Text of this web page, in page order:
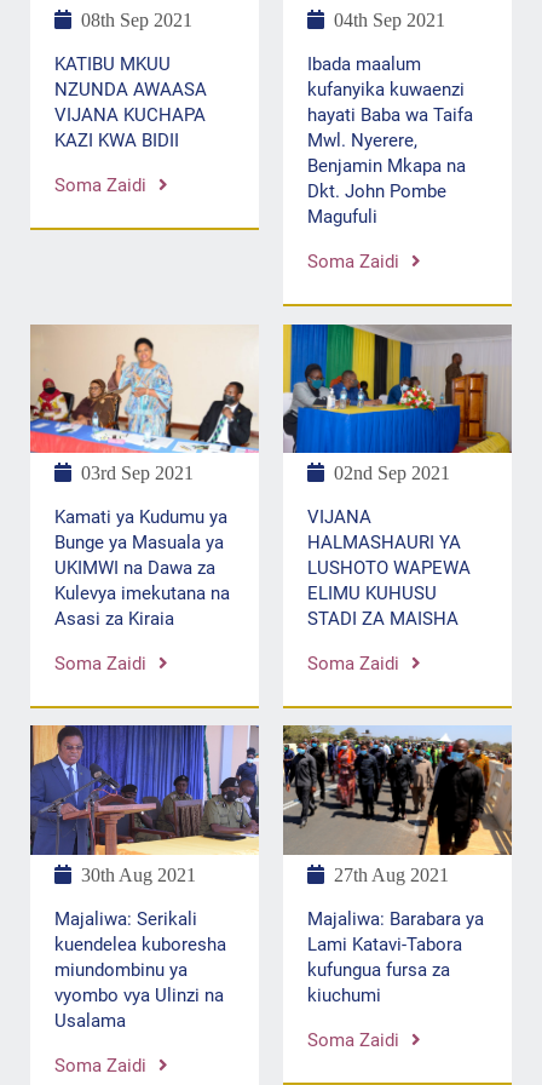
08th Sep 2021
KATIBU MKUU
NZUNDA AWAASA
VIJANA KUCHAPA
KAZI KWA BIDII
Soma Zaidi
04th Sep 2021
Ibada maalum
kufanyika kuwaenzi
hayati Baba wa Taifa
Mwl. Nyerere,
Benjamin Mkapa na
Dkt. John Pombe
Magufuli
Soma Zaidi
03rd Sep 2021
Kamati ya Kudumu ya
Bunge ya Masuala ya
UKIMWI na Dawa za
Kulevya imekutana na
Asasi za Kiraia
Soma Zaidi
02nd Sep 2021
VIJANA
HALMASHAURI YA
LUSHOTO WAPEWA
ELIMU KUHUSU
STADI ZA MAISHA
Soma Zaidi
30th Aug 2021
Majaliwa: Serikali
kuendelea kuboresha
miundombinu ya
vyombo vya Ulinzi na
Usalama
Soma Zaidi
27th Aug 2021
Majaliwa: Barabara ya
Lami Katavi-Tabora
kufungua fursa za
kiuchumi
Soma Zaidi